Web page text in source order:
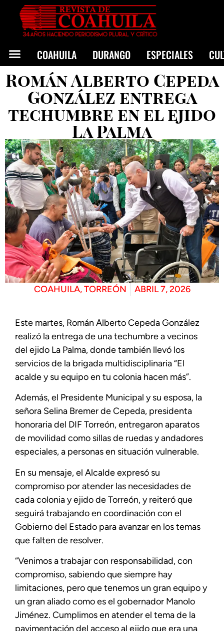
COAHUILA DURANGO ESPECIALES
Román Alberto Cepeda
González entrega
techumbre en el ejido
La Palma
COAHUILA,TORREÓN ABRIL 7, 2026
Este martes, Román Alberto Cepeda González
realizó la entrega de una techumbre a vecinos
del ejido La Palma, donde también llevó los
servicios de la brigada multidisciplinaria “El
acalde y su equipo en tu colonia hacen más”.
Además, el Presidente Municipal y su esposa, la
señora Selina Bremer de Cepeda, presidenta
honoraria del DIF Torreón, entregaron aparatos
de movilidad como sillas de ruedas y andadores
especiales, a personas en situación vulnerable.
En su mensaje, el Alcalde expresó su
compromiso por atender las necesidades de
cada colonia y ejido de Torreón, y reiteró que
seguirá trabajando en coordinación con el
Gobierno del Estado para avanzar en los temas
que falten de resolver.
“Venimos a trabajar con responsabilidad, con
compromiso, sabiendo que siempre hay
limitaciones, pero que tenemos un gran equipo y
un gran aliado como es el gobernador Manolo
Jiménez. Cumplimos en atender el tema de la
pavimentación del acceso al ejido que era una